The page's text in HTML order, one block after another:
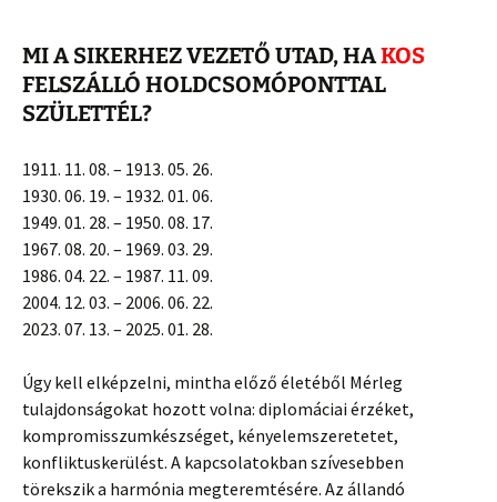
MI A SIKERHEZ VEZETŐ UTAD, HAKOS
FELSZÁLLÓ HOLDCSOMÓPONTTAL
SZÜLETTÉL?
1911. 11. 08. – 1913. 05. 26.
1930. 06. 19. – 1932. 01. 06.
1949. 01. 28. – 1950. 08. 17.
1967. 08. 20. – 1969. 03. 29.
1986. 04. 22. – 1987. 11. 09.
2004. 12. 03. – 2006. 06. 22.
2023. 07. 13. – 2025. 01. 28.
Úgy kell elképzelni, mintha előző életéből Mérleg
tulajdonságokat hozott volna: diplomáciai érzéket,
kompromisszumkészséget, kényelemszeretetet,
konfliktuskerülést. A kapcsolatokban szívesebben
törekszik a harmónia megteremtésére. Az állandó